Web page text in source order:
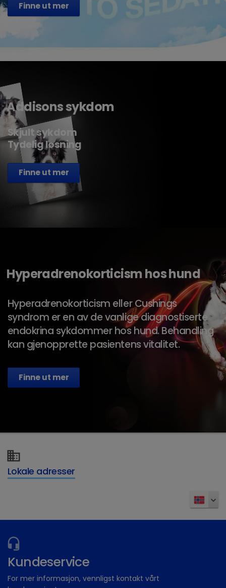
Finne ut mer
Addisons sykdom
Skjult sykdom
Tydelig løsning
Finne ut mer
Hyperadrenokorticism hos hund
Hyperadrenokorticism eller Cushings
syndrom er en av de vanlige diagnostiserte
endokrina sykdommer hos hund. Behandling
kan gjenopprette pasientens vitalitet.
Finne ut mer
Lokale adresser
Kundeservice
For mer informasjon, vennligst kontakt vårt